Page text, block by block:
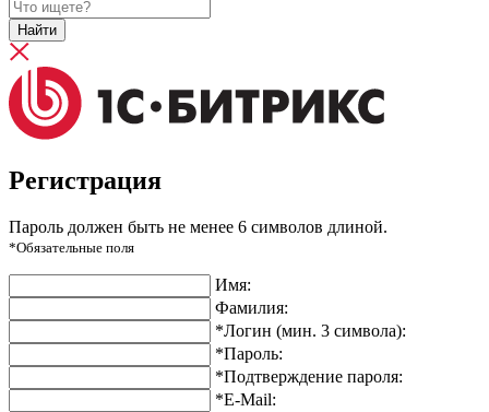
Найти
Регистрация
Пароль должен быть не менее 6 символов длиной.
*Обязательные поля
Имя:
Фамилия:
*Логин (мин. 3 символа):
*Пароль:
*Подтверждение пароля:
*E-Mail: